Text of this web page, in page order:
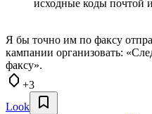
исходные коды почтой
Я бы точно им по факсу
кампании организовать:
факсу».
+3
Look